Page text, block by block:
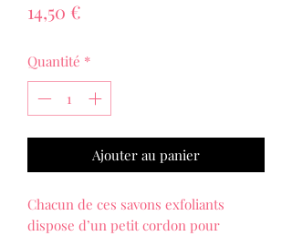
14,50 €
Quantité *
Ajouter au panier
Chacun de ces savons exfoliants
dispose d’un petit cordon pour